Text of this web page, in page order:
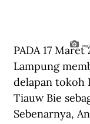
Ang
PADA 17
Lampung
delapan tokoh
Tiauw Bie
Sebenarnya,